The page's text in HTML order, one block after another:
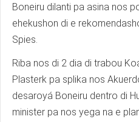
Boneiru dilanti pa asina nos
ehekushon di e
Spies.
Riba nos di 2 dia di trabou
Plasterk pa splika nos
desaroyá Boneiru dentro di
minister pa nos yega na e